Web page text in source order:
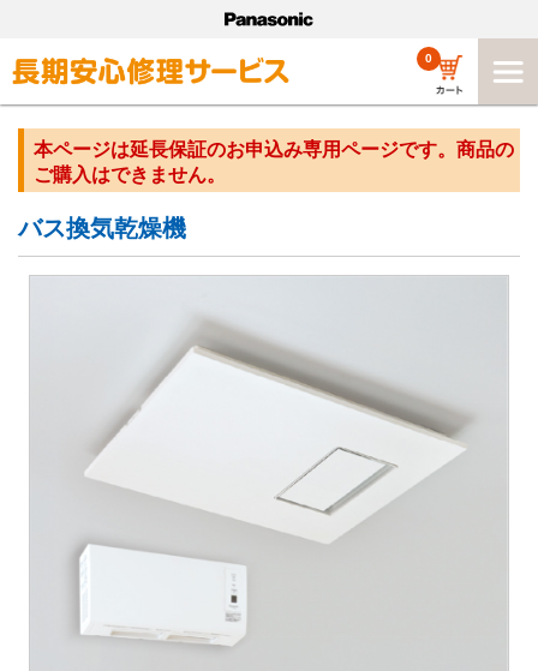
0
本ページは延長保証のお申込み専用ページです。商品の
ご購入はできません。
バス換気乾燥機